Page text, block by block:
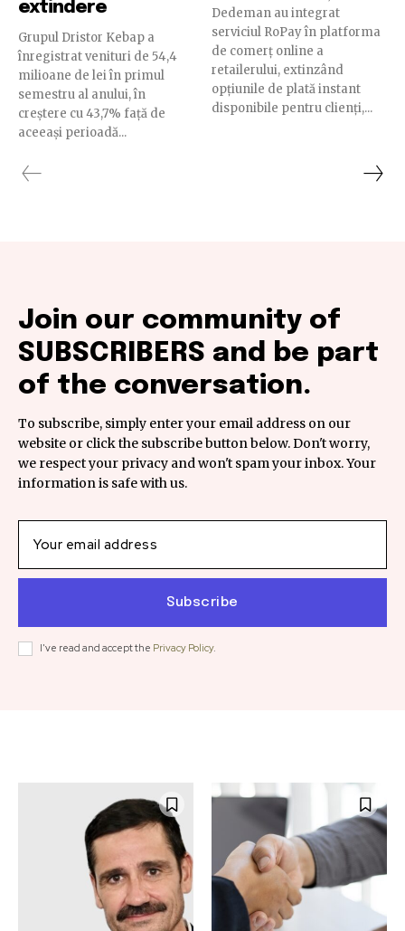
extindere
Grupul Dristor Kebap a
înregistrat venituri de 54,4
milioane de lei în primul
semestru al anului, în
creștere cu 43,7% față de
aceeași perioadă...
Dedeman au integrat
serviciul RoPay în platforma
de comerț online a
retailerului, extinzând
opțiunile de plată instant
disponibile pentru clienți,...
Join our community of
SUBSCRIBERS and be part
of the conversation.
To subscribe, simply enter your email address on our
website or click the subscribe button below. Don't worry,
we respect your privacy and won't spam your inbox. Your
information is safe with us.
Subscribe
I've read and accept the Privacy Policy.